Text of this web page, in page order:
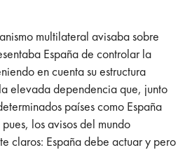
multilateral avisaba sobre
España de controlar la
en cuenta su estructura
elevada dependencia que, junto
países como España
los avisos del mundo
claros: España debe actuar y pero